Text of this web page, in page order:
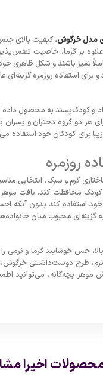
مدل خرگوش، کیفیت بالای
بر گرما، خاصیت
تمیز باشند و شکل ظاهری
و برای استفاده روزمره
و کودک‌پسند به محصول
برای کودکان خود استفاده
روزمره
گرم و سبک، انتخابی
کودک محافظت کند. بافت
خود استفاده کند بدون
گزینه‌ای محبوب میان
حس خوشایند گرما و
نرم، طرح دوست‌داشتنی
بچه‌گانه، می‌توانید
اخیرا